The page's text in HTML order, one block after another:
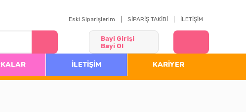
Eski Siparişlerim SİPARİŞ TAKİBİ İLETİŞİM
Bayi Girişi
Bayi Ol
İLETİŞİM KARİYER